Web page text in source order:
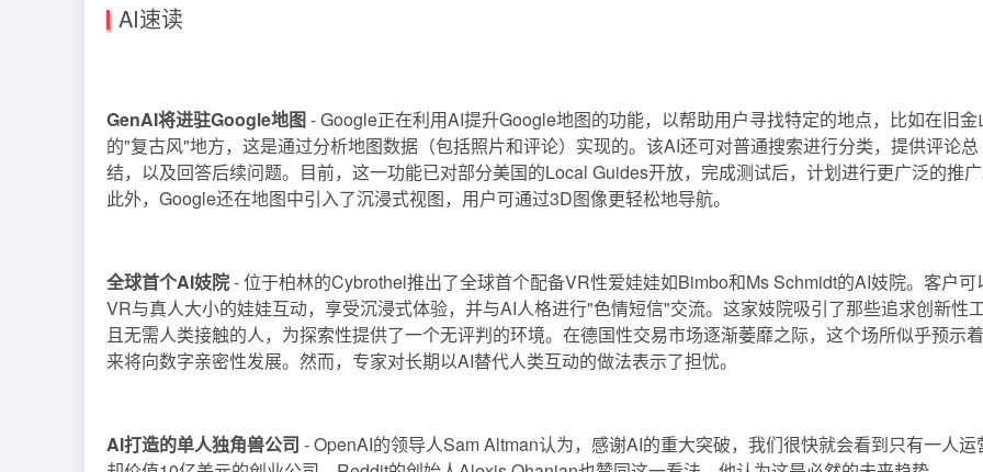
AI速读
GenAI将进驻Google地图- Google正在利用AI提升Google地图的功能，以帮助用户寻找特定的地点，比如在旧金
的"复古风"地方，这是通过分析地图数据（包括照片和评论）实现的。该AI还可对普通搜索进行分类，提供评论总
结，以及回答后续问题。目前，这一功能已对部分美国的Local Guides开放，完成测试后，计划进行更广泛的推
此外，Google还在地图中引入了沉浸式视图，用户可通过3D图像更轻松地导航。
全球首个AI妓院- 位于柏林的Cybrothel推出了全球首个配备VR性爱娃娃如Bimbo和Ms Schmidt的AI妓院。客户可
VR与真人大小的娃娃互动，享受沉浸式体验，并与AI人格进行"色情短信"交流。这家妓院吸引了那些追求创新性
且无需人类接触的人，为探索性提供了一个无评判的环境。在德国性交易市场逐渐萎靡之际，这个场所似乎预示
来将向数字亲密性发展。然而，专家对长期以AI替代人类互动的做法表示了担忧。
AI打造的单人独角兽公司 - OpenAI的领导人Sam Altman认为，感谢AI的重大突破，我们很快就会看到只有一人运